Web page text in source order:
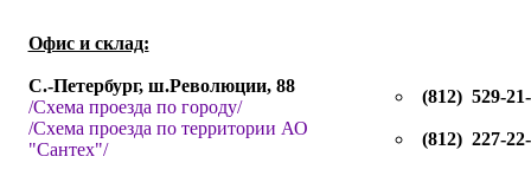
Офис и склад:
С.-Петербург, ш.Революции, 88
/Схема проезда по городу/
/Схема проезда по территории АО
"Сантех"/
(812) 529-
(812) 227-